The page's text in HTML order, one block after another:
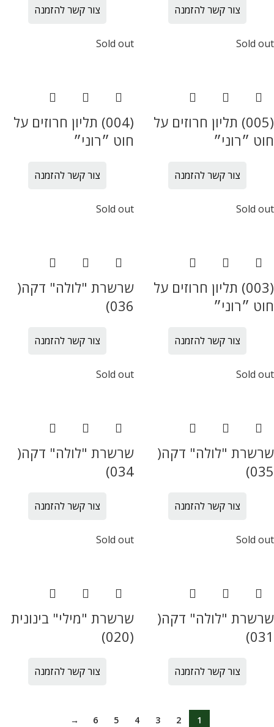
צור קשר להזמנה צור קשר להזמנה
Sold out
(005) תליון חרוזים על
חוט ״רוני״
צור קשר להזמנה
Sold out
(004) תליון חרוזים על
חוט ״רוני״
צור קשר להזמנה
Sold out
(003) תליון חרוזים על
חוט ״רוני״
צור קשר להזמנה
Sold out
שרשרת "לולה" דקה(
036)
צור קשר להזמנה
Sold out
שרשרת "לולה" דקה(
035)
צור קשר להזמנה
Sold out
שרשרת "לולה" דקה(
034)
צור קשר להזמנה
Sold out
שרשרת "לולה" דקה(
031)
צור קשר להזמנה
Sold out
שרשרת "מילי" בינונית
(020)
צור קשר להזמנה
1
2
3
4
5
6
→